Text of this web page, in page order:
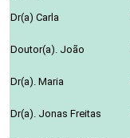
Dr(a) Carla
Doutor(a). João
Dr(a). Maria
Dr(a). Jonas Freitas